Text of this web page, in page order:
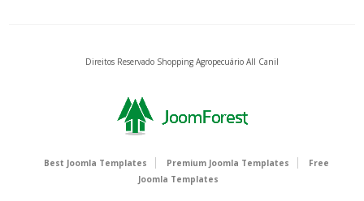
Direitos Reservado Shopping Agropecuário All Canil
Best Joomla Templates Premium Joomla Templates
Free
Joomla Templates